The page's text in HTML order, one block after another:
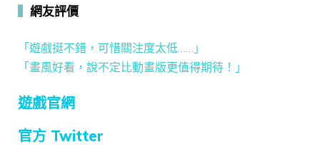
網友評價
「遊戲挺不錯，可惜關注度太低……」
「畫風好看，說不定比動畫版更值得期待！」
遊戲官網
官方 Twitter